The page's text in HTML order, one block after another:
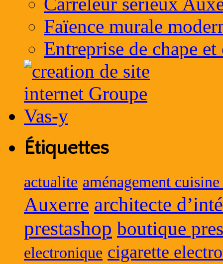
Faïence murale
Entreprise de chape
Étiquettes
actualite aménagement
Auxerre architecte
prestashop boutique
electronique cigarette